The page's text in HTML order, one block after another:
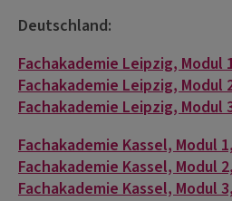
Deutschland:
Fachakademie Leipzig, Modul
Fachakademie Leipzig, Modul
Fachakademie Leipzig, Modul
Fachakademie Kassel, Modul
Fachakademie Kassel, Modul
Fachakademie Kassel, Modul